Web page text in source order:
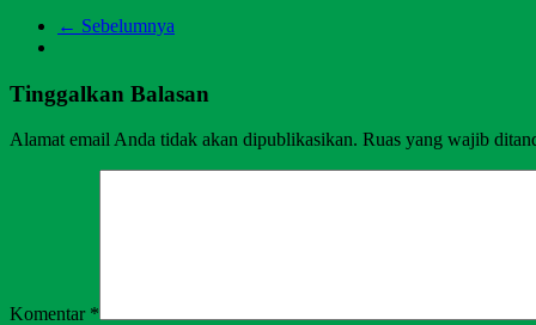
← Sebelumnya
Tinggalkan Balasan
Alamat email Anda tidak akan dipublikasikan. Ruas yang wajib
Komentar *